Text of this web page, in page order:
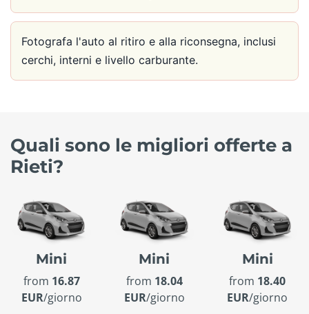
Fotografa l'auto al ritiro e alla riconsegna, inclusi
cerchi, interni e livello carburante.
Quali sono le migliori offerte a
Rieti?
Mini
from 16.87
EUR/giorno
Mini
from 18.04
EUR/giorno
Mini
from 18.40
EUR/giorno